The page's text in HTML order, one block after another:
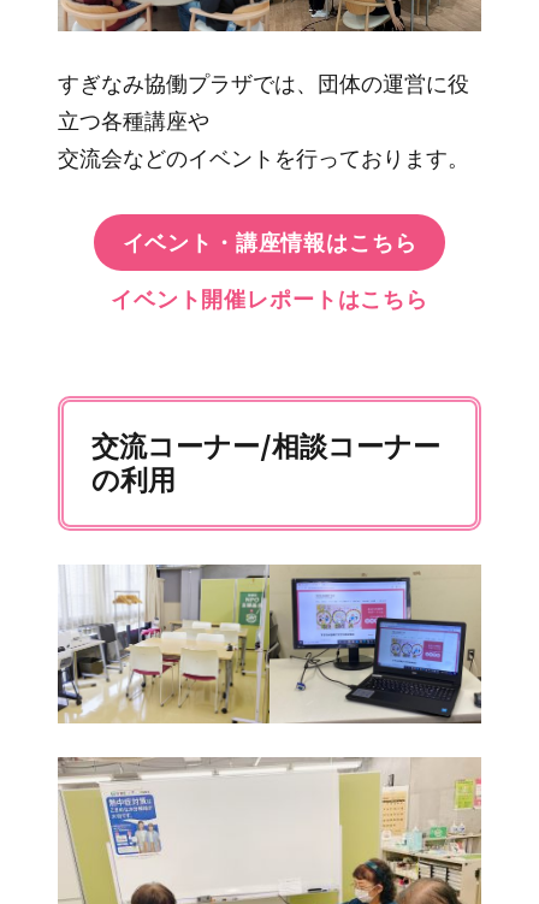
すぎなみ協働プラザでは、団体の運営に役
立つ各種講座や
交流会などのイベントを行っております。
イベント・講座情報はこちら
イベント開催レポートはこちら
交流コーナー/相談コーナー
の利用